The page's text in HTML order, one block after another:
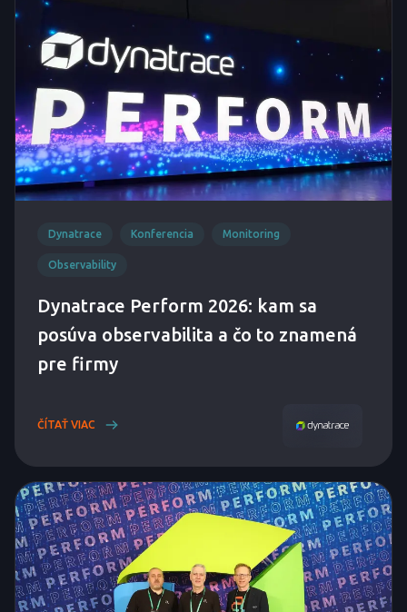
Dynatrace Konferencia Monitoring
Observability
Dynatrace Perform 2026: kam sa
posúva observabilita a čo to znamená
pre firmy
ČÍTAŤ VIAC